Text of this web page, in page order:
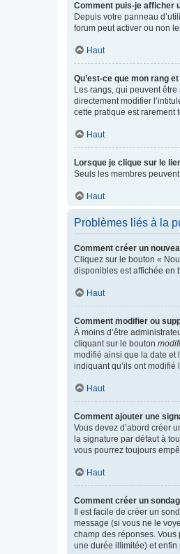
Comment puis-je afficher
Depuis votre panneau
forum peut activer ou non
Haut
Qu’est-ce que mon rang
Les rangs, qui peuvent
directement modifier
cette pratique est rarement
Haut
Lorsque je clique sur le
Seuls les membres
Haut
Problèmes liés à la
Comment créer un
Cliquez sur le bouton «
disponibles est affichée en
Haut
Comment modifier ou
À moins d’être
cliquant sur le bouton
modifié ainsi que la date et
indiquant qu’ils ont
Haut
Comment ajouter une
Vous devez d’abord créer
la signature par défaut à
vous pourrez toujours
Haut
Comment créer un
Il est facile de créer un
message (si vous ne le
champ des réponses.
une durée illimitée) et enfin